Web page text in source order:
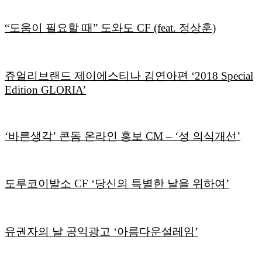
“도움이 필요할 때” 도와도 CF (feat. 정상훈)
쥬얼리브랜드 제이에스티나 김연아편 ‘2018 Special
Edition GLORIA’
‘바른생각’ 콘돔 온라인 홍보 CM – ‘성 의식개선’
도루코이발소 CF ‘당신의 특별한 날을 위하여’
유권자의 날 공익광고 ‘아름다운설레임’